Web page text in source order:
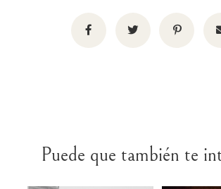
Puede que también te